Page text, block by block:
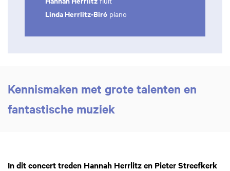
Linda Herrlitz-Biró piano
Kennismaken met grote talenten en
fantastische muziek
In dit concert treden Hannah Herrlitz en Pieter Streefkerk